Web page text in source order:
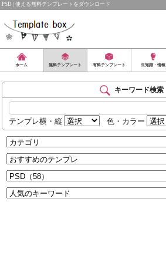
PSD | 使える無料テンプレートをダウンロード
ホーム 無料テンプレート 有料テンプレート 豆知識・情報
キーワード検索
テンプレ横・縦 色・カラー